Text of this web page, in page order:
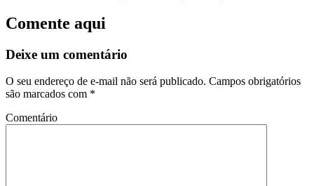
Comente aqui
Deixe um comentário
O seu endereço de e-mail não será publicado. Campos obrigatórios
são marcados com *
Comentário